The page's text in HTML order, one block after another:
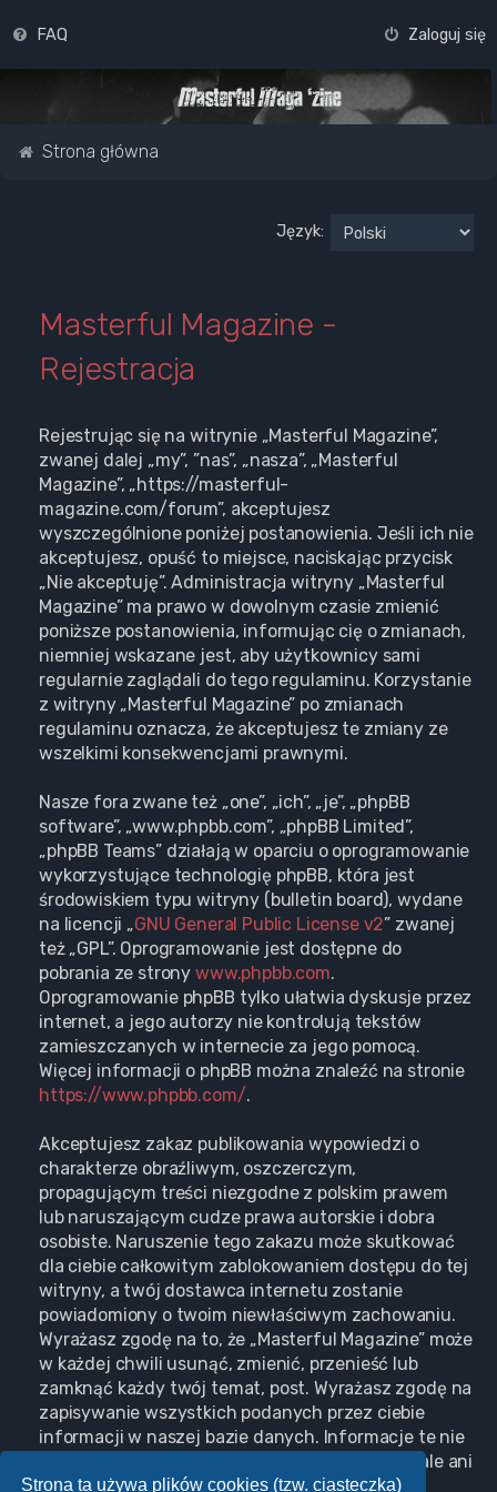
Strona ta używa plików cookies (tzw. ciasteczka)
FAQ Zaloguj się
Strona główna
Język:
Masterful Magazine -
Rejestracja
Rejestrując się na witrynie „Masterful Magazine”,
zwanej dalej „my”, ”nas”, „nasza”, „Masterful
Magazine”, „https://masterful-
magazine.com/forum”, akceptujesz
wyszczególnione poniżej postanowienia. Jeśli ich nie
akceptujesz, opuść to miejsce, naciskając przycisk
„Nie akceptuję”. Administracja witryny „Masterful
Magazine” ma prawo w dowolnym czasie zmienić
poniższe postanowienia, informując cię o zmianach,
niemniej wskazane jest, aby użytkownicy sami
regularnie zaglądali do tego regulaminu. Korzystanie
z witryny „Masterful Magazine” po zmianach
regulaminu oznacza, że akceptujesz te zmiany ze
wszelkimi konsekwencjami prawnymi.
Nasze fora zwane też „one”, „ich”, „je”, „phpBB
software”, „www.phpbb.com”, „phpBB Limited”,
„phpBB Teams” działają w oparciu o oprogramowanie
wykorzystujące technologię phpBB, która jest
środowiskiem typu witryny (bulletin board), wydane
na licencji „GNU General Public License v2” zwanej
też „GPL”. Oprogramowanie jest dostępne do
pobrania ze strony www.phpbb.com.
Oprogramowanie phpBB tylko ułatwia dyskusje przez
internet, a jego autorzy nie kontrolują tekstów
zamieszczanych w internecie za jego pomocą.
Więcej informacji o phpBB można znaleźć na stronie
https://www.phpbb.com/.
Akceptujesz zakaz publikowania wypowiedzi o
charakterze obraźliwym, oszczerczym,
propagującym treści niezgodne z polskim prawem
lub naruszającym cudze prawa autorskie i dobra
osobiste. Naruszenie tego zakazu może skutkować
dla ciebie całkowitym zablokowaniem dostępu do tej
witryny, a twój dostawca internetu zostanie
powiadomiony o twoim niewłaściwym zachowaniu.
Wyrażasz zgodę na to, że „Masterful Magazine” może
w każdej chwili usunąć, zmienić, przenieść lub
zamknąć każdy twój temat, post. Wyrażasz zgodę na
zapisywanie wszystkich podanych przez ciebie
informacji w naszej bazie danych. Informacje te nie
będą przekazywane nikomu bez twojej zgody, ale ani
„Masterful Magazine”, ani phpBB nie ponosi